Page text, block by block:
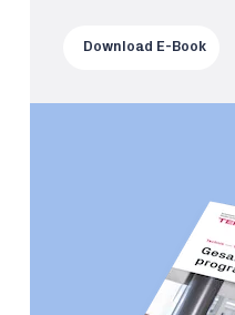
Download E-Book